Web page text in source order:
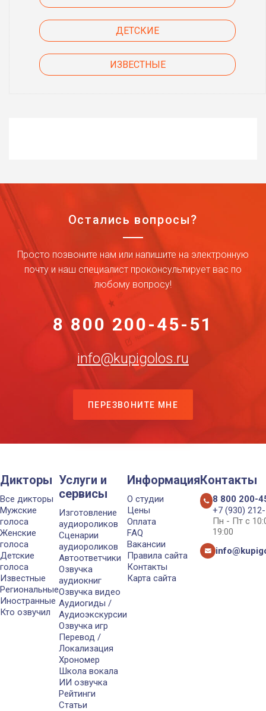
ДЕТСКИЕ
ИЗВЕСТНЫЕ
Остались вопросы?
Просто позвоните нам или напишите на электронную
почту и наш специалист проконсультирует вас по
любому вопросу!
8 800 200-45-51
info@kupigolos.ru
ПЕРЕЗВОНИТЕ МНЕ
Дикторы
Все дикторы
Мужские
голоса
Женские
голоса
Детские
голоса
Известные
Региональные
Иностранные
Кто озвучил
Услуги и
сервисы
Изготовление
аудиороликов
Сценарии
аудиороликов
Автоответчики
Озвучка
аудиокниг
Озвучка видео
Аудиогиды /
Аудиоэкскурсии
Озвучка игр
Перевод /
Локализация
Хрономер
Школа вокала
ИИ озвучка
Рейтинги
Статьи
Информация
О студии
Цены
Оплата
FAQ
Вакансии
Правила сайта
Контакты
Карта сайта
Контакты
8 800 200-
+7 (930)
Пн - Пт с
19:00